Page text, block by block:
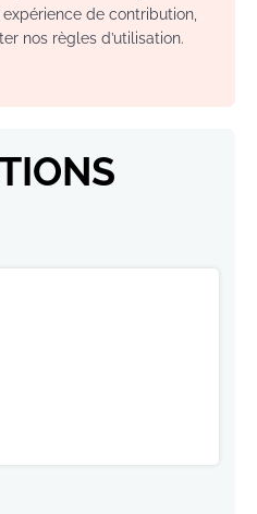
de contribution,
nos règles d’utilisation.